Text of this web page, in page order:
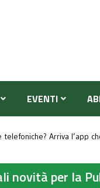
EVENTI
Arriva l’app
domani bollino rosso per
su Monte Livata: grave un
novità per la